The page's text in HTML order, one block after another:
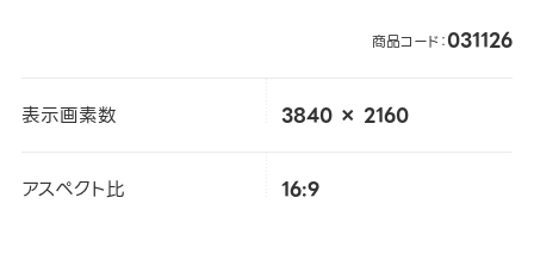
商品コード：031126
表示画素数 3840 × 2160
アスペクト比 16:9